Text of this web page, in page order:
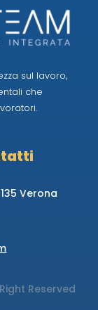
sul lavoro,
che
Verona
Reserved